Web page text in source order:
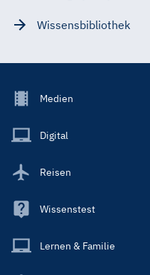
Wissensbibliothek
Footer
Main
Medien
Digital
Reisen
Wissenstest
Lernen & Familie